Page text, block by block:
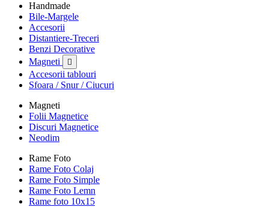
Handmade
Bile-Margele
Accesorii
Distantiere-Treceri
Benzi Decorative
Magneti

Accesorii tablouri
Sfoara / Snur / Ciucuri
Magneti
Folii Magnetice
Discuri Magnetice
Neodim
Rame Foto
Rame Foto Colaj
Rame Foto Simple
Rame Foto Lemn
Rame foto 10x15